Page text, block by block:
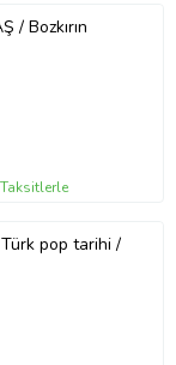
/ Bozkırın
pop tarihi /